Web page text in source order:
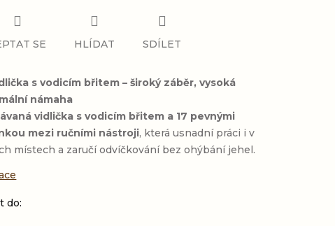
do:
s vodicím břitem – široký záběr, vysoká
námaha
vidlička s vodicím břitem a 17 pevnými
mezi ručními nástroji, která usnadní práci i v
místech a zaručí odvíčkování bez ohýbání jehel.
SE HLÍDAT SDÍLET